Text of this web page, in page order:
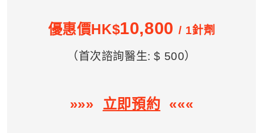
優惠價HK$10,800/ 1針劑
（首次諮詢醫生: $ 500）
»»» 立即預約 «««